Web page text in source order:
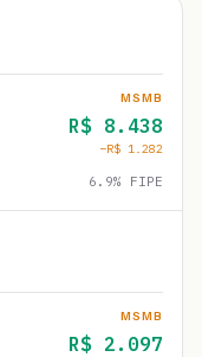
MSMB
R$ 8.438
−R$ 1.282
6.9% FIPE
MSMB
R$ 2.097